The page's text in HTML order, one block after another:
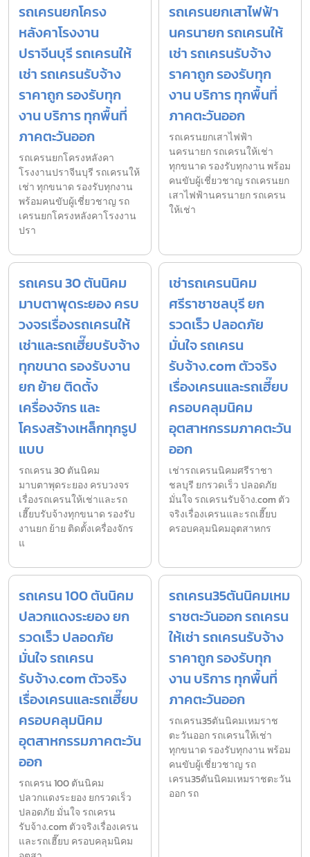
รถเครนยกโครง
หลังคาโรงงาน
ปราจีนบุรี รถเครนให้
เช่า รถเครนรับจ้าง
ราคาถูก รองรับทุก
งาน บริการ ทุกพื้นที่
ภาคตะวันออก
รถเครนยกโครงหลังคา
โรงงานปราจีนบุรี รถเครนให้
เช่า ทุกขนาด รองรับทุกงาน
พร้อมคนขับผู้เชี่ยวชาญ รถ
เครนยกโครงหลังคาโรงงาน
ปรา
รถเครนยกเสาไฟฟ้า
นครนายก รถเครนให้
เช่า รถเครนรับจ้าง
ราคาถูก รองรับทุก
งาน บริการ ทุกพื้นที่
ภาคตะวันออก
รถเครนยกเสาไฟฟ้า
นครนายก รถเครนให้เช่า
ทุกขนาด รองรับทุกงาน พร้อม
คนขับผู้เชี่ยวชาญ รถเครนยก
เสาไฟฟ้านครนายก รถเครน
ให้เช่า
รถเครน 30 ตันนิคม
มาบตาพุดระยอง ครบ
วงจรเรื่องรถเครนให้
เช่าและรถเฮี๊ยบรับจ้าง
ทุกขนาด รองรับงาน
ยก ย้าย ติดตั้ง
เครื่องจักร และ
โครงสร้างเหล็กทุกรูป
แบบ
รถเครน 30 ตันนิคม
มาบตาพุดระยอง ครบวงจร
เรื่องรถเครนให้เช่าและรถ
เฮี๊ยบรับจ้างทุกขนาด รองรับ
งานยก ย้าย ติดตั้งเครื่องจักร
แ
เช่ารถเครนนิคม
ศรีราชาชลบุรี ยก
รวดเร็ว ปลอดภัย
มั่นใจ รถเครน
รับจ้าง.com ตัวจริง
เรื่องเครนและรถเฮี๊ยบ
ครอบคลุมนิคม
อุตสาหกรรมภาคตะวัน
ออก
เช่ารถเครนนิคมศรีราชา
ชลบุรี ยกรวดเร็ว ปลอดภัย
มั่นใจ รถเครนรับจ้าง.com ตัว
จริงเรื่องเครนและรถเฮี๊ยบ
ครอบคลุมนิคมอุตสาหกร
รถเครน 100 ตันนิคม
ปลวกแดงระยอง ยก
รวดเร็ว ปลอดภัย
มั่นใจ รถเครน
รับจ้าง.com ตัวจริง
เรื่องเครนและรถเฮี๊ยบ
ครอบคลุมนิคม
อุตสาหกรรมภาคตะวัน
ออก
รถเครน 100 ตันนิคม
ปลวกแดงระยอง ยกรวดเร็ว
ปลอดภัย มั่นใจ รถเครน
รับจ้าง.com ตัวจริงเรื่องเครน
และรถเฮี๊ยบ ครอบคลุมนิคม
รถเครน35ตันนิคมเหม
ราชตะวันออก รถเครน
ให้เช่า รถเครนรับจ้าง
ราคาถูก รองรับทุก
งาน บริการ ทุกพื้นที่
ภาคตะวันออก
รถเครน35ตันนิคมเหมราช
ตะวันออก รถเครนให้เช่า
ทุกขนาด รองรับทุกงาน พร้อม
คนขับผู้เชี่ยวชาญ รถ
เครน35ตันนิคมเหมราชตะวัน
ออก รถ